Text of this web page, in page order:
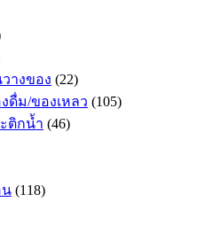
างของ (22)
ดื่ม/ของเหลว (105)
ติกน้ำ (46)
น (118)